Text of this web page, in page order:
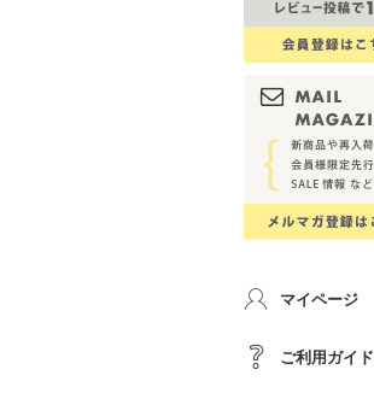
マイページ
ご利用ガイド